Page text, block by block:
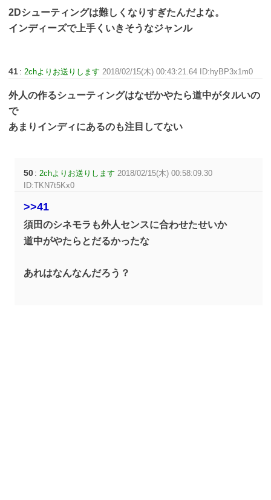
2Dシューティングは難しくなりすぎたんだよな。
インディーズで上手くいきそうなジャンル
41 :2chよりお送りします 2018/02/15(木) 00:43:21.64 ID:hyBP3x1m0
外人の作るシューティングはなぜかやたら道中がタルいの
で
あまりインディにあるのも注目してない
50 :2chよりお送りします 2018/02/15(木) 00:58:09.30
ID:TKN7t5Kx0
>>41
須田のシネモラも外人センスに合わせたせいか
道中がやたらとだるかったな
あれはなんなんだろう？